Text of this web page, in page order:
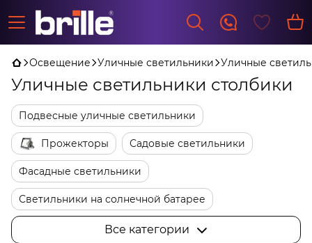
Освещение Уличные светильники Уличные
Уличные светильники столбики
Подвесные уличные светильники
Прожекторы Садовые светильники
Фасадные светильники
Светильники на солнечной батарее
Комплектующие к уличным светильникам
Все категории